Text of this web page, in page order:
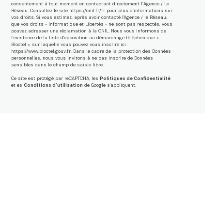
consentement à tout moment en contactant directement l’Agence / Le
Réseau. Consultez le site https://cnil.fr/frpour plus d’informations sur
vos droits. Si vous estimez, après avoir contacté l'Agence / le Réseau,
que vos droits « Informatique et Libertés » ne sont pas respectés, vous
pouvez adresser une réclamation à la CNIL. Nous vous informons de
l’existence de la liste d'opposition au démarchage téléphonique «
Bloctel », sur laquelle vous pouvez vous inscrire ici :
https://www.bloctel.gouv.fr. Dans le cadre de la protection des Données
personnelles, nous vous invitons à ne pas inscrire de Données
sensibles dans le champ de saisie libre.
Ce site est protégé par reCAPTCHA, les Politiques de Confidentialité
et es Conditions d'utilisation de Google s'appliquent.